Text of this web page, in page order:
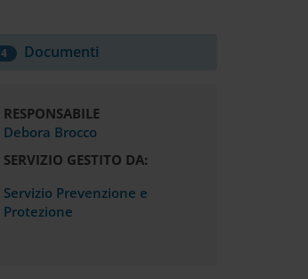
4 Documenti
RESPONSABILE
Debora Brocco
SERVIZIO GESTITO DA:
Servizio Prevenzione e
Protezione